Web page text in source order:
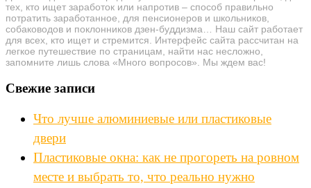
тех, кто ищет заработок или напротив – способ правильно
потратить заработанное, для пенсионеров и школьников,
собаководов и поклонников дзен-буддизма… Наш сайт работает
для всех, кто ищет и стремится. Интерфейс сайта рассчитан на
легкое путешествие по страницам, найти нас несложно,
запомните лишь слова «Много вопросов». Мы ждем вас!
Свежие записи
Что лучше алюминиевые или пластиковые
двери
Пластиковые окна: как не прогореть на ровном
месте и выбрать то, что реально нужно